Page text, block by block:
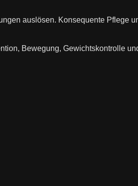
auslösen. Konsequente Pflege
Bewegung, Gewichtskontrolle